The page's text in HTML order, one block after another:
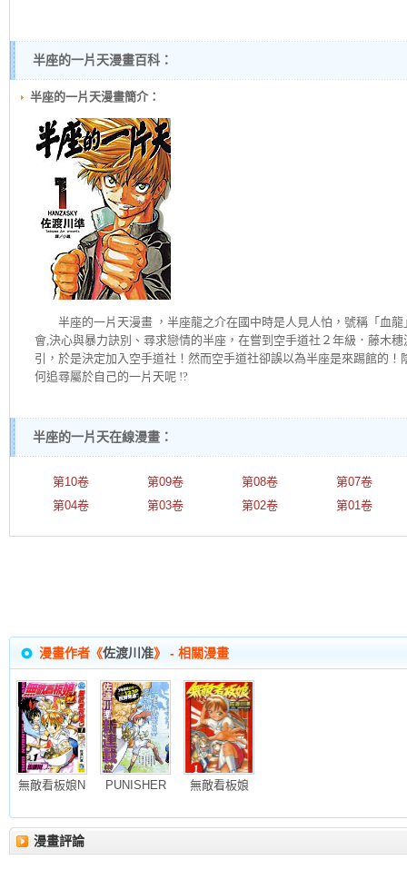
半座的一片天漫畫百科：
半座的一片天漫畫簡介：
半座的一片天漫畫 ，半座龍之介在國中時是人見人怕，號稱「血
會,決心與暴力訣別、尋求戀情的半座，在嘗到空手道社２年級．藤木
引，於是決定加入空手道社！然而空手道社卻誤以為半座是來踢館的
何追尋屬於自己的一片天呢 !?
半座的一片天在線漫畫：
第10卷 第09卷 第08卷
第07卷
第04卷
第03卷 第02卷 第01卷
漫畫作者《佐渡川准》 - 相關漫畫
無敵看板娘N PUNISHER 無敵看板娘
漫畫評論